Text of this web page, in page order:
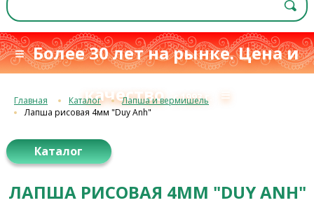
≡ Более 30 лет на рынке. Цена и
качествос 1993 г. ≡
Главная Каталог
Лапша и вермишель
Лапша рисовая 4мм "Duy Anh"
Каталог
ЛАПША РИСОВАЯ 4ММ "DUY ANH"